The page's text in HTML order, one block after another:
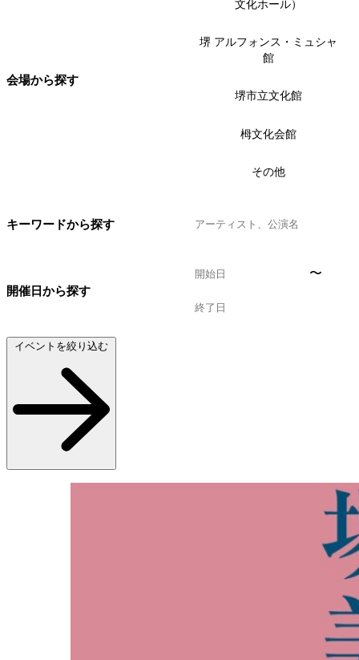
会場から探す
文化ホール）
堺 アルフォンス・ミュシャ
館
堺市立文化館
栂文化会館
その他
キーワードから探す
開催日から探す
〜
イベントを絞り込む